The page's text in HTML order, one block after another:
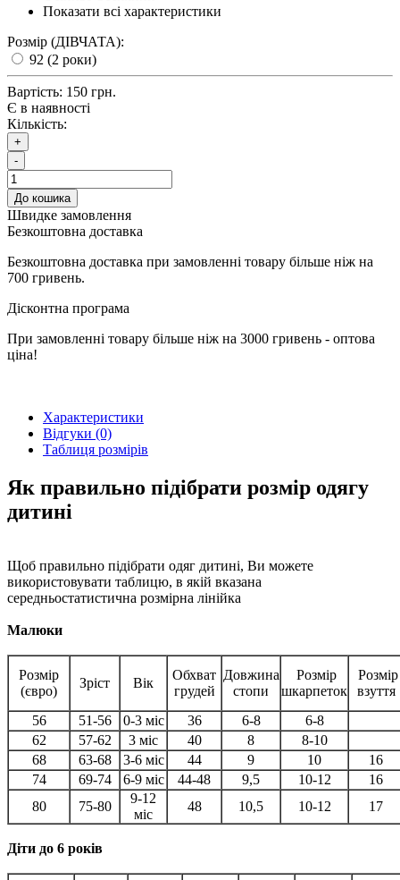
Показати всі характеристики
Розмір (ДІВЧАТА):
92 (2 роки)
Вартість: 150 грн.
Є в наявності
Кількість:
+
-
До кошика
Швидке замовлення
Безкоштовна доставка
Безкоштовна доставка при замовленні товару більше ніж на
700 гривень.
Дісконтна програма
При замовленні товару більше ніж на 3000 гривень - оптова
ціна!
Характеристики
Відгуки (0)
Таблиця розмірів
Як правильно підібрати розмір одягу
дитині
Щоб правильно підібрати одяг дитині, Ви можете
використовувати таблицю, в якій вказана
середньостатистична розмірна лінійка
Малюки
Розмір
(євро)
Зріст Вік
Обхват
грудей
Довжина
стопи
Розмір
шкарпеток
Розмір
взуття
56
51-56 0-3 міс 36 6-8
6-8
62
57-62 3 міс 40 8
8-10
68
63-68 3-6 міс 44 9 10
16
74
69-74 6-9 міс 44-48 9,5 10-12
16
80
75-80
9-12
міс
48 10,5 10-12 17
Діти до 6 років